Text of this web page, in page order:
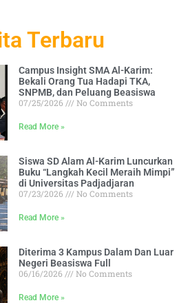
Terbaru
Campus Insight SMA Al-Karim:
Bekali Orang Tua Hadapi TKA,
SNPMB, dan Peluang Beasiswa
07/25/2026
No Comments
Read More »
Siswa SD Alam Al-Karim Luncurkan
Buku “Langkah Kecil Meraih Mimpi”
di Universitas Padjadjaran
07/23/2026
No Comments
Read More »
Diterima 3 Kampus Dalam Dan Luar
Negeri Beasiswa Full
06/16/2026
No Comments
Read More »